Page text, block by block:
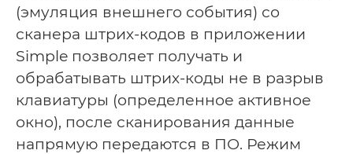
(эмуляция внешнего события) со
сканера штрих-кодов в приложении
Simple позволяет получать и
обрабатывать штрих-коды не в разрыв
клавиатуры (определенное активное
окно), после сканирования данные
напрямую передаются в ПО. Режим